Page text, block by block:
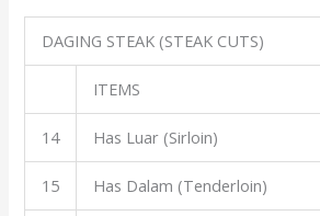
DAGING STEAK (STEAK CUTS)
ITEMS
14 Has Luar (Sirloin)
15 Has Dalam (Tenderloin)